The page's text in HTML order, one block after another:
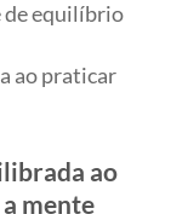
ao praticar
ao
mente